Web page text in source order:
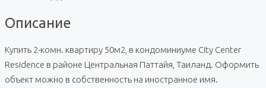
Описание
Купить 2-комн. квартиру 50м2, в кондоминиуме City Center
Residence в районе Центральная Паттайя, Таиланд. Оформить
объект можно в собственность на иностранное имя.